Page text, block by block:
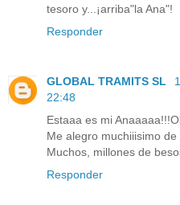
tesoro y...¡arriba"la Ana"!
Responder
GLOBAL TRAMITS SL
22:48
Estaaa es mi
Me alegro muchiiisimo
Muchos, millones de
Responder